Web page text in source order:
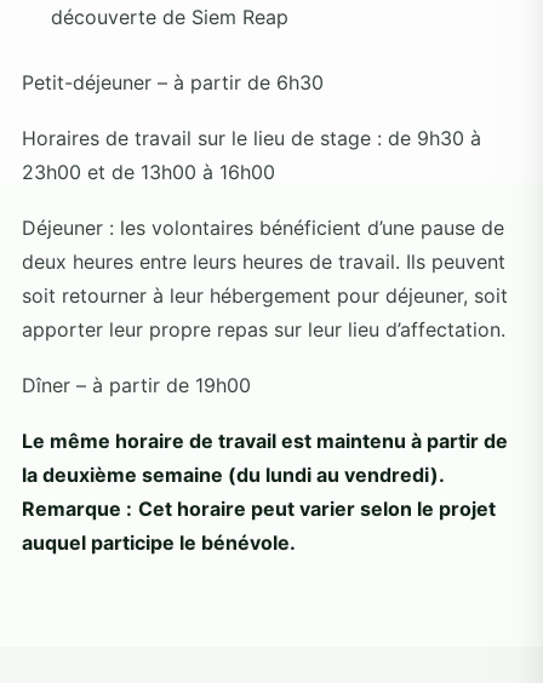
découverte de Siem Reap
Petit-déjeuner – à partir de 6h30
Horaires de travail sur le lieu de stage : de 9h30 à
23h00 et de 13h00 à 16h00
Déjeuner : les volontaires bénéficient d’une pause de
deux heures entre leurs heures de travail. Ils peuvent
soit retourner à leur hébergement pour déjeuner, soit
apporter leur propre repas sur leur lieu d’affectation.
Dîner – à partir de 19h00
Le même horaire de travail est maintenu à partir de
la deuxième semaine (du lundi au vendredi).
Remarque : Cet horaire peut varier selon le projet
auquel participe le bénévole.